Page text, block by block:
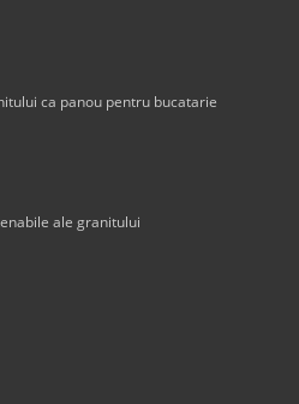
ca panou pentru bucatarie
ale granitului